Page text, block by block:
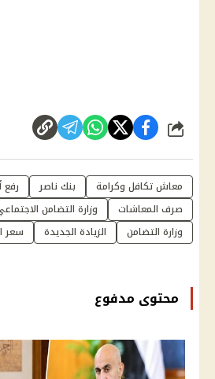
شارك
معاش تكافل وكرامة بنك ناصر
رفع
صرف المعاشات
وزارة التضامن
وزارة التضامن
الزيادة الجديدة سعر
محتوى مدفوع